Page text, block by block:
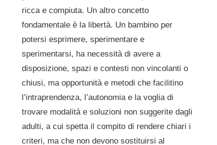
ricca e compiuta. Un altro concetto
fondamentale è la libertà. Un bambino per
potersi esprimere, sperimentare e
sperimentarsi, ha necessità di avere a
disposizione, spazi e contesti non vincolanti o
chiusi, ma opportunità e metodi che facilitino
l’intraprendenza, l’autonomia e la voglia di
trovare modalità e soluzioni non suggerite dagli
adulti, a cui spetta il compito di rendere chiari i
criteri, ma che non devono sostituirsi al